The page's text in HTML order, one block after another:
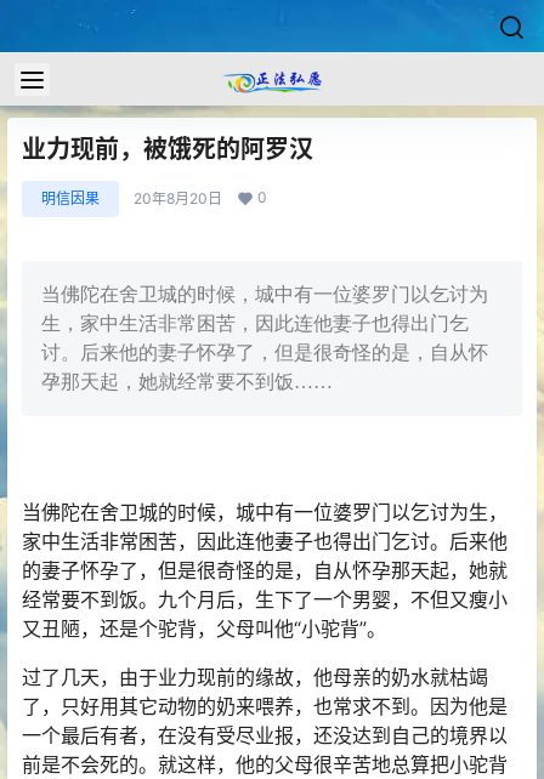
业力现前，被饿死的阿罗汉
明信因果 20年8月20日 0
当佛陀在舍卫城的时候，城中有一位婆罗门以乞讨为
生，家中生活非常困苦，因此连他妻子也得出门乞
讨。后来他的妻子怀孕了，但是很奇怪的是，自从怀
孕那天起，她就经常要不到饭……
当佛陀在舍卫城的时候，城中有一位婆罗门以乞讨为生，
家中生活非常困苦，因此连他妻子也得出门乞讨。后来他
的妻子怀孕了，但是很奇怪的是，自从怀孕那天起，她就
经常要不到饭。九个月后，生下了一个男婴，不但又瘦小
又丑陋，还是个驼背，父母叫他“小驼背”。
过了几天，由于业力现前的缘故，他母亲的奶水就枯竭
了，只好用其它动物的奶来喂养，也常求不到。因为他是
一个最后有者，在没有受尽业报，还没达到自己的境界以
前是不会死的。就这样，他的父母很辛苦地总算把小驼背